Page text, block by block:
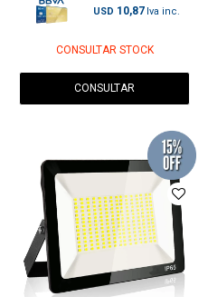
USD 10,87
CONSULTAR STOCK
CONSULTAR